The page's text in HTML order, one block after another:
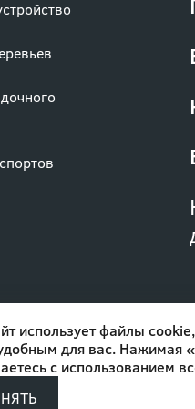
использует файлы
для вас. Нажимая
с использованием